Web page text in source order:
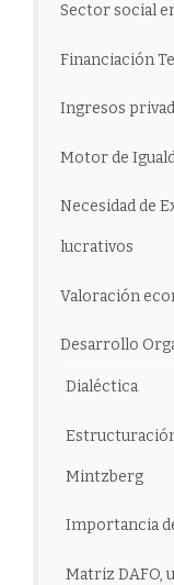
Sector social
Financiación
Ingresos
Motor de
Necesidad de
lucrativos
Valoración
Desarrollo
Dialéctica
Mintzberg
Importancia
Matriz DAFO,